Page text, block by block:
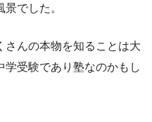
でした。
さんの本物を知ることは大
受験であり塾なのかもし